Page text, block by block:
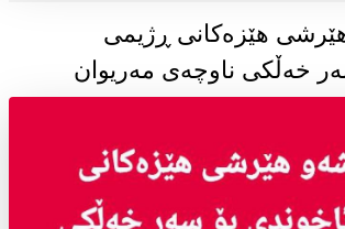
هێزەکانی ڕژیمی
خەڵکی ناوچەی مەریوان